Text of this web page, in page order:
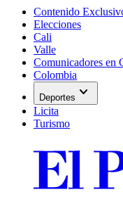
Contenido
Elecciones
Cali
Valle
Comunicadores en
Colombia
Deportes expand_more
Licita
Turismo